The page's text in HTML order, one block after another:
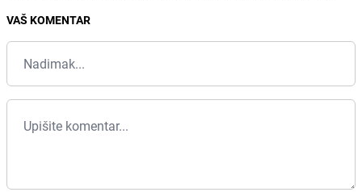
VAŠ KOMENTAR